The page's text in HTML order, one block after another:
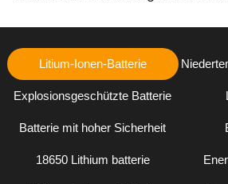
Litium-Ionen-Batterie
Explosionsgeschützte Batterie
Batterie mit hoher Sicherheit
18650 Lithium batterie